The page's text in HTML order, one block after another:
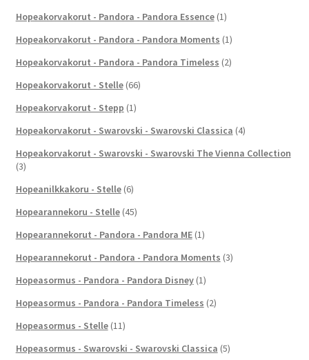
Hopeakorvakorut - Pandora - Pandora Essence (1)
Hopeakorvakorut - Pandora - Pandora Moments (1)
Hopeakorvakorut - Pandora - Pandora Timeless (2)
Hopeakorvakorut - Stelle (66)
Hopeakorvakorut - Stepp (1)
Hopeakorvakorut - Swarovski - Swarovski Classica (4)
Hopeakorvakorut - Swarovski - Swarovski The Vienna Collection
(3)
Hopeanilkkakoru - Stelle (6)
Hopearannekoru - Stelle (45)
Hopearannekorut - Pandora - Pandora ME (1)
Hopearannekorut - Pandora - Pandora Moments (3)
Hopeasormus - Pandora - Pandora Disney (1)
Hopeasormus - Pandora - Pandora Timeless (2)
Hopeasormus - Stelle (11)
Hopeasormus - Swarovski - Swarovski Classica (5)